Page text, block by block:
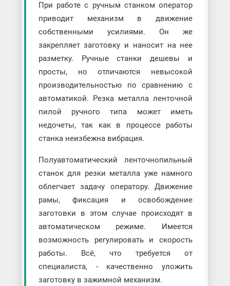
При работе с ручным станком оператор
приводит механизм в движение
собственными усилиями. Он же
закрепляет заготовку и наносит на нее
разметку. Ручные станки дешевы и
просты, но отличаются невысокой
производительностью по сравнению с
автоматикой. Резка металла ленточной
пилой ручного типа может иметь
недочеты, так как в процессе работы
станка неизбежна вибрация.
Полуавтоматический ленточнопильный
станок для резки металла уже намного
облегчает задачу оператору. Движение
рамы, фиксация и освобождение
заготовки в этом случае происходят в
автоматическом режиме. Имеется
возможность регулировать и скорость
работы. Всё, что требуется от
специалиста, - качественно уложить
заготовку в зажимной механизм.